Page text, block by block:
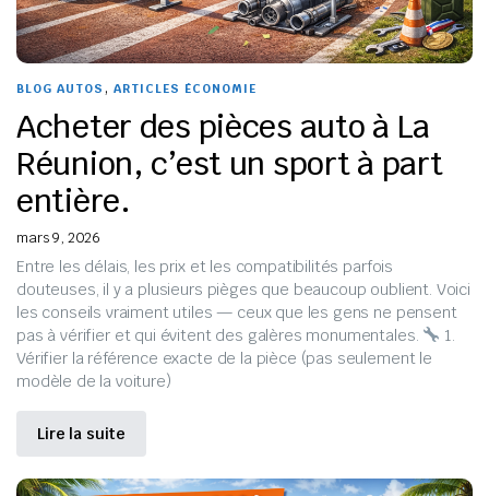
BLOG AUTOS , ARTICLES ÉCONOMIE
Acheter des pièces auto à La
Réunion, c’est un sport à part
entière.
mars 9, 2026
Entre les délais, les prix et les compatibilités parfois
douteuses, il y a plusieurs pièges que beaucoup oublient. Voici
les conseils vraiment utiles — ceux que les gens ne pensent
pas à vérifier et qui évitent des galères monumentales.
1.
Vérifier la référence exacte de la pièce (pas seulement le
modèle de la voiture)
Lire la suite